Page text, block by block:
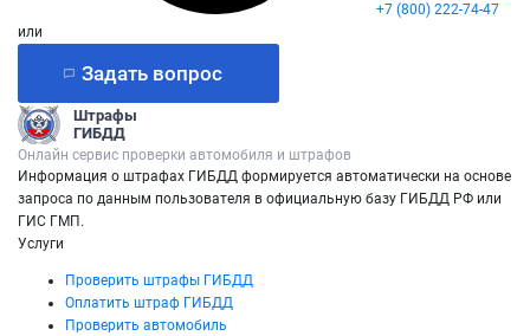
+7 (800) 222-74-47
или
Задать вопрос
Штрафы
ГИБДД
Онлайн сервис проверки автомобиля и штрафов
Информация о штрафах ГИБДД формируется автоматически на основе
запроса по данным пользователя в официальную базу ГИБДД РФ или
ГИС ГМП.
Услуги
Проверить штрафы ГИБДД
Оплатить штраф ГИБДД
Проверить автомобиль